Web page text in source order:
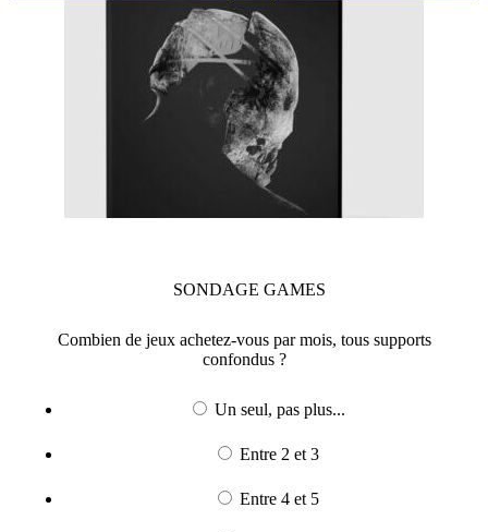
SONDAGE GAMES
Combien de jeux achetez-vous par mois, tous supports
confondus ?
Un seul, pas plus...
Entre 2 et 3
Entre 4 et 5